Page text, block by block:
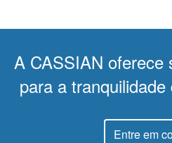
A CASSIAN oferece
para a
Entre em